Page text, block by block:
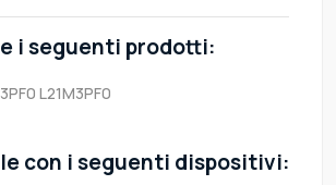
i seguenti prodotti:
L21M3PF0
con i seguenti dispositivi: